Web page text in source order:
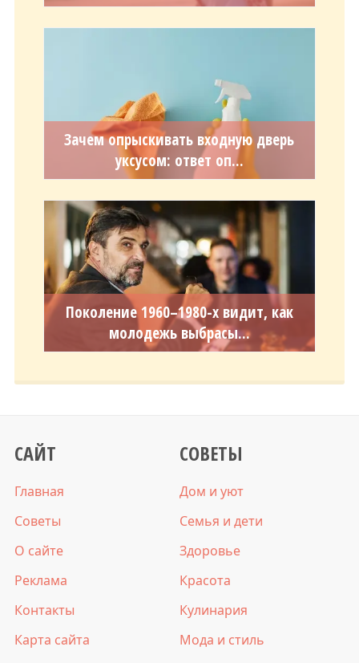
Зачем опрыскивать входную дверь
уксусом: ответ оп...
Поколение 1960–1980-х видит, как
молодежь выбрасы...
САЙТ
Главная
Советы
О сайте
Реклама
Контакты
Карта сайта
СОВЕТЫ
Дом и уют
Семья и дети
Здоровье
Красота
Кулинария
Мода и стиль